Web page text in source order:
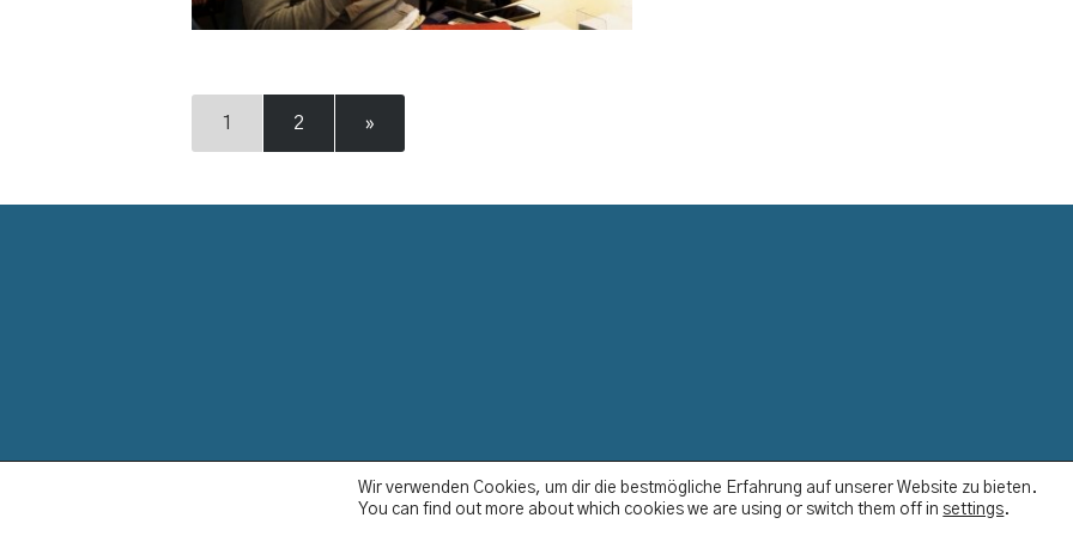
1 2 »
Wir verwenden Cookies, um dir die bestmögliche Erfahrung auf unserer Website zu bieten.
You can find out more about which cookies we are using or switch them off insettings.